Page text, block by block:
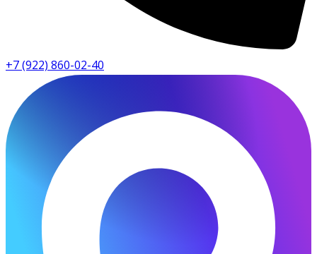
+7 (922) 860-02-40